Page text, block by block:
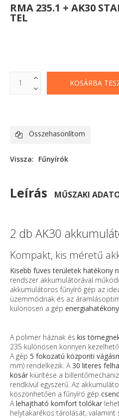
RMA 235.1 + AK30
TEL
Összehasonlítom
Vissza: Fűnyírók
Leírás MŰSZAKI
2 db AK30
Kompakt, kis méretű
Kisebb füves területek hatékony
rendszer akkumulátorával
akkumulátoros fűnyíró gép az
üzemmódnak és az
különösen a gép
A polimer háznak és kis
235 különösen könnyen
A gép 5 fokozatú központi
mm) rendelkezik. A 30 literes
kosár kiürítése a
rendkívül egyszerű. Az
köszönhetően a fűnyíró gép
Alehajtható komforttolókar
helytakarékos tárolását, valamint